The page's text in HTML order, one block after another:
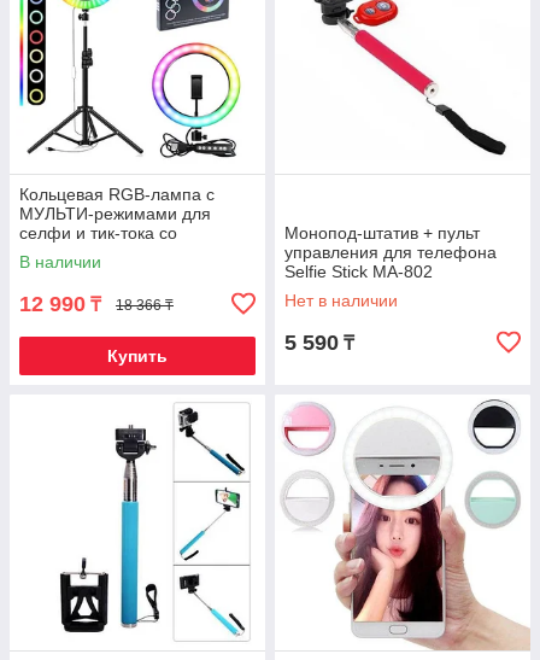
Кольцевая RGB-лампа с
МУЛЬТИ-режимами для
селфи и тик-тока со
штативом Soft Ring Light (33
см)
В наличии
12 990 ₸ 18 366 ₸
Купить
Монопод-штатив + пульт
управления для телефона
Selfie Stick MA-802
Нет в наличии
5 590 ₸